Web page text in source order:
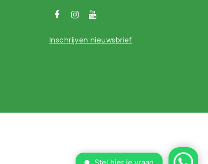
Inschrijven nieuwsbrief